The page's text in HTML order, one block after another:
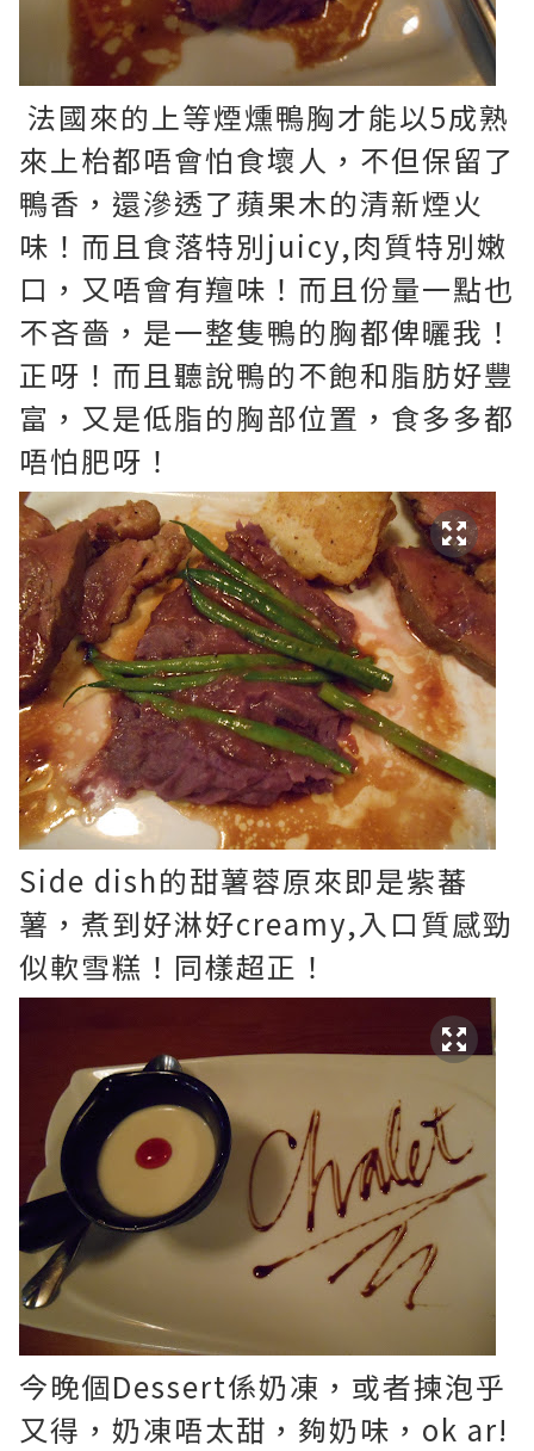
法國來的上等煙燻鴨胸才能以5成熟
來上枱都唔會怕食壞人，不但保留了
鴨香，還滲透了蘋果木的清新煙火
味！而且食落特別juicy,肉質特別嫩
口，又唔會有羶味！而且份量一點也
不吝嗇，是一整隻鴨的胸都俾曬我！
正呀！而且聽說鴨的不飽和脂肪好豐
富，又是低脂的胸部位置，食多多都
唔怕肥呀！
Side dish的甜薯蓉原來即是紫蕃
薯，煮到好淋好creamy,入口質感勁
似軟雪糕！同樣超正！
今晚個Dessert係奶凍，或者揀泡乎
又得，奶凍唔太甜，夠奶味，ok ar!